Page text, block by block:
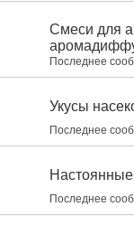
Смеси для
Последнее
Укусы
Последнее
Последнее